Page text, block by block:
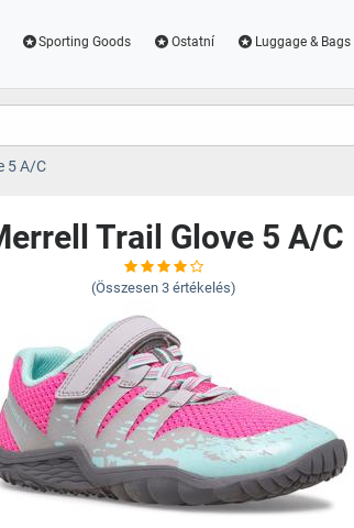
Sporting Goods Ostatní Luggage & Bags
5 A/C
Trail Glove 5 A/C
(Összesen 3 értékelés)